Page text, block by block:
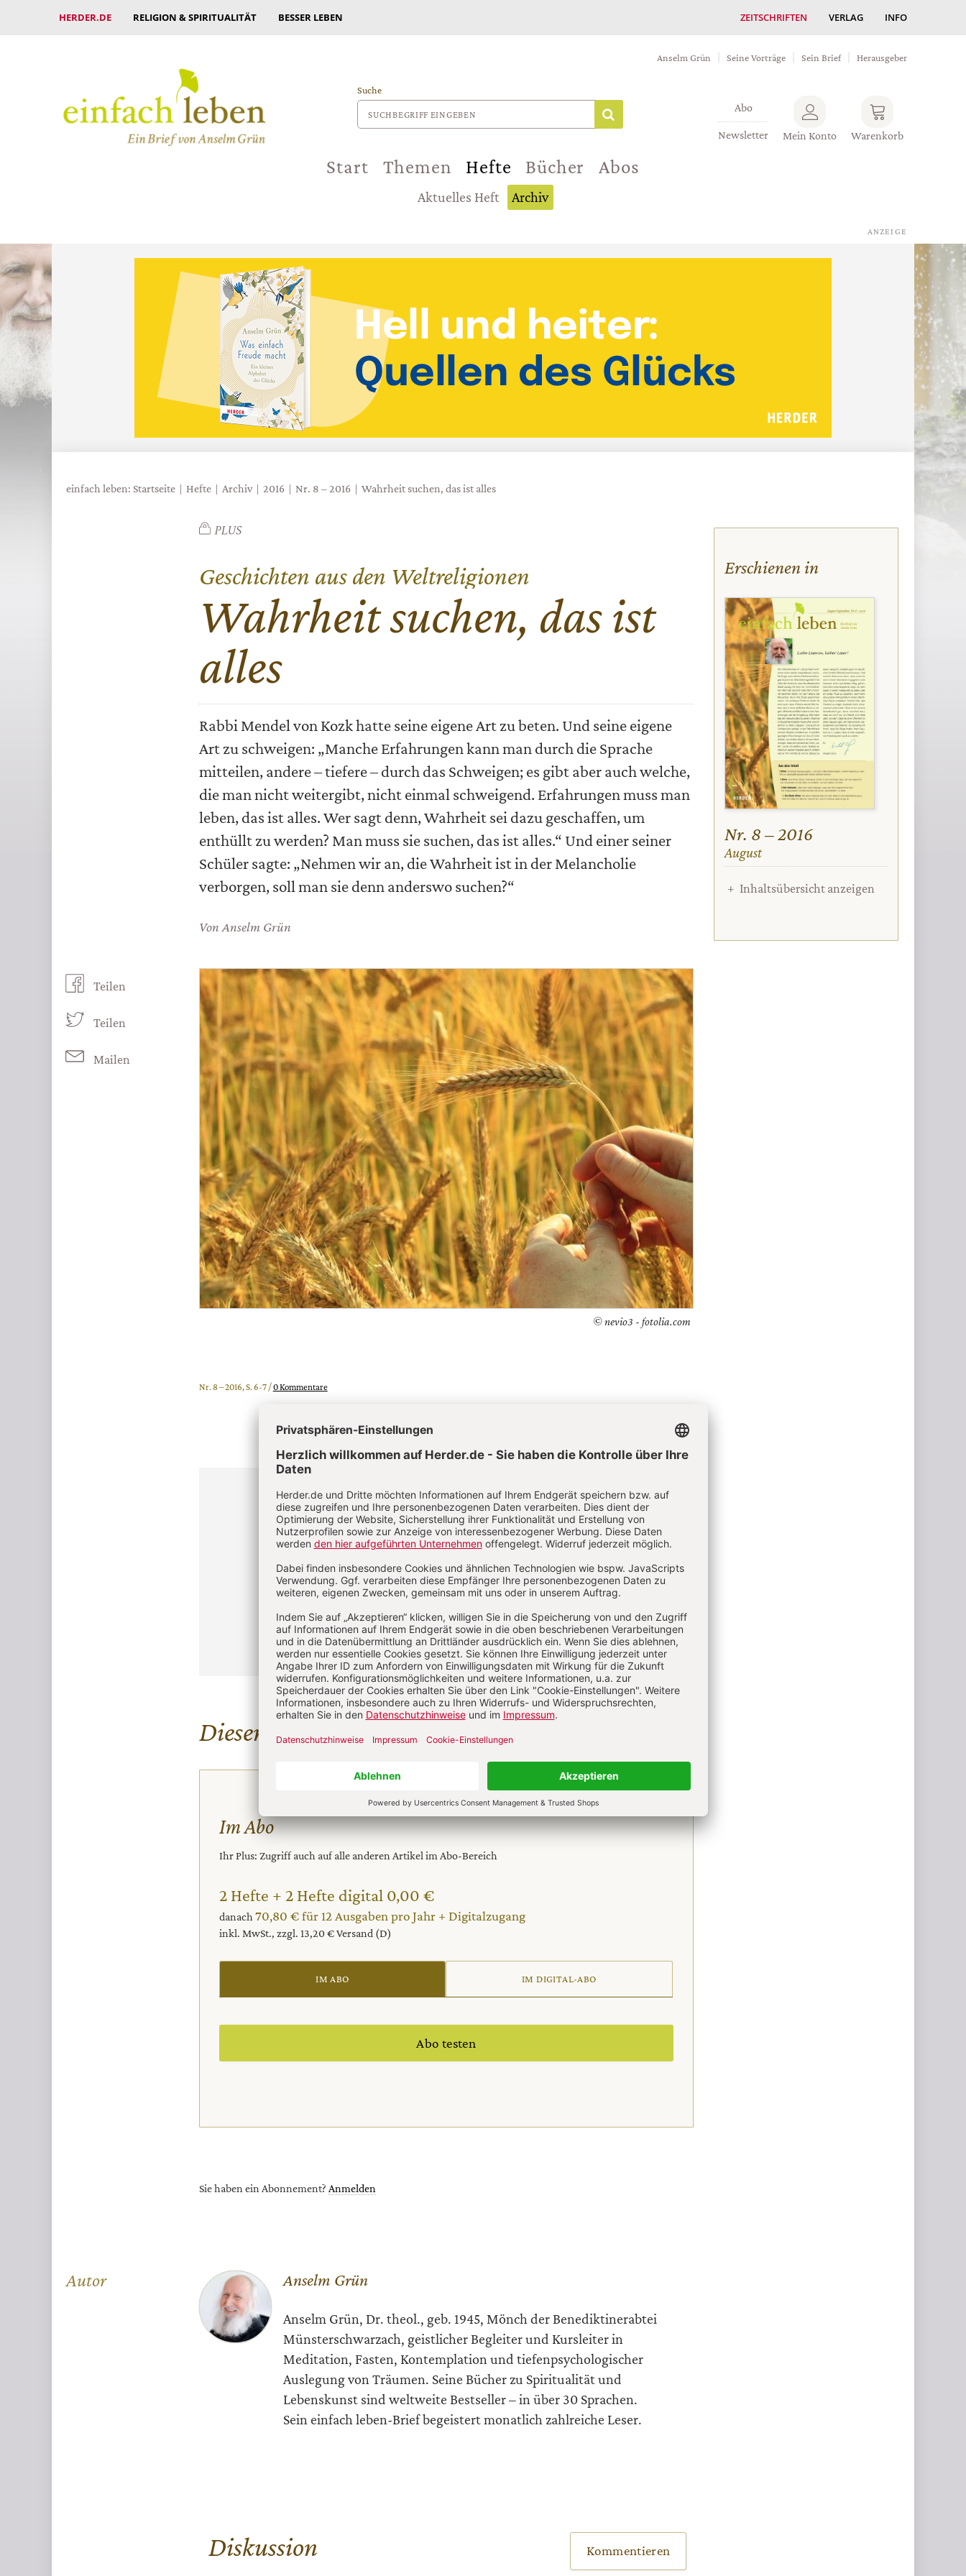
HERDER.DE RELIGION & SPIRITUALITÄT BESSER LEBEN ZEITSCHRIFTEN VERLAG INFO
Anselm Grün Seine Vorträge Sein Brief Herausgeber
Suche
Abo
Newsletter Mein Konto Warenkorb
Start Themen Hefte Bücher Abos
Aktuelles Heft Archiv
einfach leben: Startseite Hefte Archiv 2016 Nr. 8 – 2016 Wahrheit suchen, das ist alles
Geschichten aus den Weltreligionen
:
Wahrheit suchen, das ist
alles
Rabbi Mendel von Kozk hatte seine eigene Art zu beten. Und seine eigene
Art zu schweigen: „Manche Erfahrungen kann man durch die Sprache
mitteilen, andere – tiefere – durch das Schweigen; es gibt aber auch welche,
die man nicht weitergibt, nicht einmal schweigend. Erfahrungen muss man
leben, das ist alles. Wer sagt denn, Wahrheit sei dazu geschaffen, um
enthüllt zu werden? Man muss sie suchen, das ist alles.“ Und einer seiner
Schüler sagte: „Nehmen wir an, die Wahrheit ist in der Melancholie
verborgen, soll man sie denn anderswo suchen?“
Von Anselm Grün
© nevio3 - fotolia.com
Nr. 8 – 2016, S. 6-7 /0 Kommentare
Diesen Artikel jetzt lesen!
Im Abo
Ihr Plus: Zugriff auch auf alle anderen Artikel im Abo-Bereich
2 Hefte + 2 Hefte digital 0,00 €
danach 70,80 € für 12 Ausgaben pro Jahr + Digitalzugang
inkl. MwSt., zzgl. 13,20 € Versand (D)
IM ABO IM DIGITAL-ABO
Abo testen
Sie haben ein Abonnement? Anmelden
Teilen
Teilen
Mailen
Überschrift
Autor Anselm Grün
Anselm Grün, Dr. theol., geb. 1945, Mönch der Benediktinerabtei
Münsterschwarzach, geistlicher Begleiter und Kursleiter in
Meditation, Fasten, Kontemplation und tiefenpsychologischer
Auslegung von Träumen. Seine Bücher zu Spiritualität und
Lebenskunst sind weltweite Bestseller – in über 30 Sprachen.
Sein einfach leben-Brief begeistert monatlich zahlreiche Leser.
Erschienen in
Nr. 8 – 2016
:
August
Inhaltsübersicht anzeigen
Diskussion Kommentieren